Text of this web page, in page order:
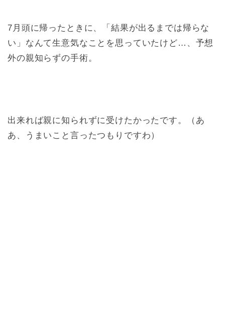
7月頭に帰ったときに、「結果が出るまでは帰らな
い」なんて生意気なことを思っていたけど…、予想
外の親知らずの手術。
出来れば親に知られずに受けたかったです。（あ
あ、うまいこと言ったつもりですわ）